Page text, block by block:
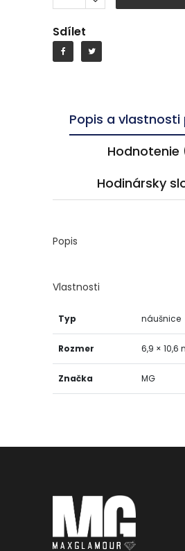
Sdílet
Popis a
Hodnotenie
Hodinársky
Popis
Vlastnosti
Typ náušnice
Rozmer 6,9 × 10,6
Značka MG